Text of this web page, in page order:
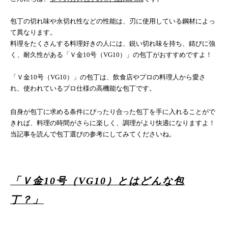
包丁の切れ味や永切れ性などの性能は、刃に使用している鋼材によっ
て異なります。
料理をたくさんする料理好きの人には、鋭い切れ味を持ち、錆びに強
く、耐久性がある「Ｖ金10号（VG10 ）」の包丁がおすすめですよ！
「Ｖ金10号（VG10 ）」の包丁は、飲食店やプロの料理人から愛さ
れ、使われているプロ仕様の高機能な包丁です。
自身が包丁に求める条件にぴったり合った包丁を手に入れることがで
きれば、料理の時間がさらに楽しく、調理がより快適になりますよ！
当記事を読んで包丁選びの参考にしてみてくださいね。
「Ｖ金10号（VG10 ）とはどんな包
丁？」